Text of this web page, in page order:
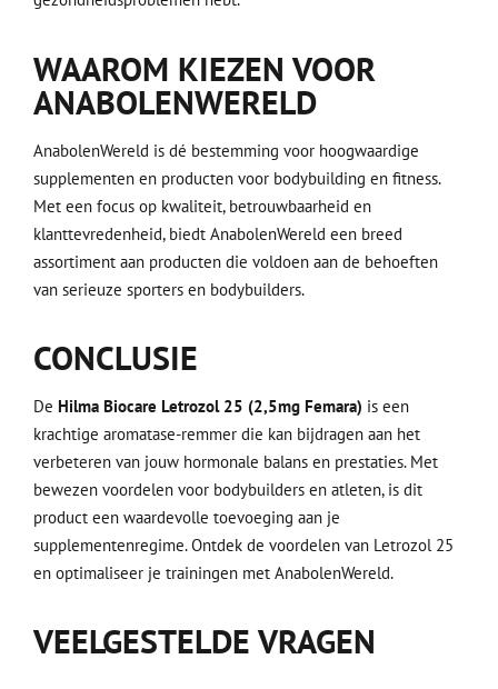
WAAROM KIEZEN VOOR
ANABOLENWERELD
AnabolenWereld is dé bestemming voor hoogwaardige
supplementen en producten voor bodybuilding en fitness.
Met een focus op kwaliteit, betrouwbaarheid en
klanttevredenheid, biedt AnabolenWereld een breed
assortiment aan producten die voldoen aan de behoeften
van serieuze sporters en bodybuilders.
CONCLUSIE
De Hilma Biocare Letrozol 25 (2,5mg Femara) is een
krachtige aromatase-remmer die kan bijdragen aan het
verbeteren van jouw hormonale balans en prestaties. Met
bewezen voordelen voor bodybuilders en atleten, is dit
product een waardevolle toevoeging aan je
supplementenregime. Ontdek de voordelen van Letrozol 25
en optimaliseer je trainingen met AnabolenWereld.
VEELGESTELDE VRAGEN